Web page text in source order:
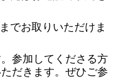
でお取りいただけま
参加してくださる方
だきます。 ぜひご参